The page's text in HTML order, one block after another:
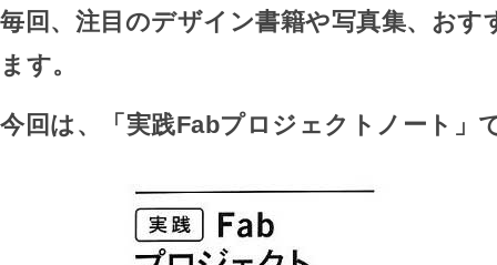
毎回、注目のデザイン書籍や写真集、おす
ます。
今回は、「実践Fabプロジェクトノート」